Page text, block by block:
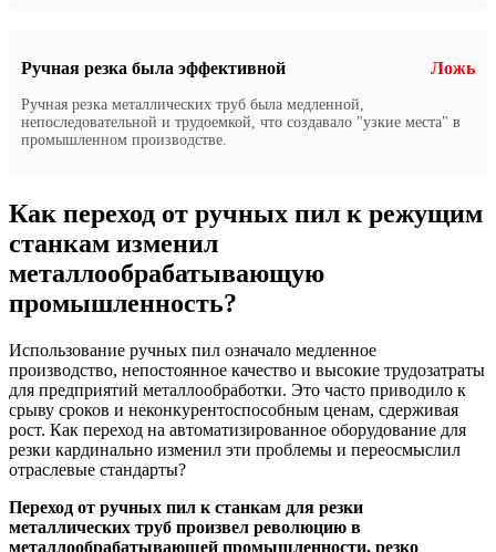
Ручная резка была эффективной Ложь
Ручная резка металлических труб была медленной,
непоследовательной и трудоемкой, что создавало "узкие места" в
промышленном производстве.
Как переход от ручных пил к режущим
станкам изменил
металлообрабатывающую
промышленность?
Использование ручных пил означало медленное
производство, непостоянное качество и высокие трудозатраты
для предприятий металлообработки. Это часто приводило к
срыву сроков и неконкурентоспособным ценам, сдерживая
рост. Как переход на автоматизированное оборудование для
резки кардинально изменил эти проблемы и переосмыслил
отраслевые стандарты?
Переход от ручных пил к станкам для резки
металлических труб произвел революцию в
металлообрабатывающей промышленности, резко